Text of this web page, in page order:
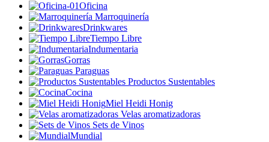
Oficina
Marroquinería
Drinkwares
Tiempo Libre
Indumentaria
Gorras
Paraguas
Productos Sustentables
Cocina
Miel Heidi Honig
Velas aromatizadoras
Sets de Vinos
Mundial